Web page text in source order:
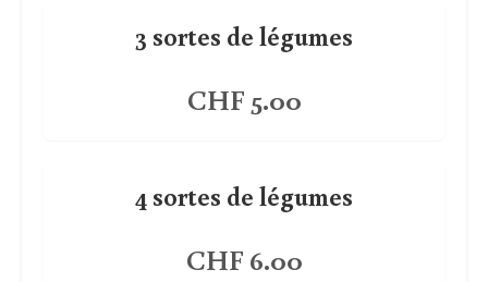
3 sortes de légumes
CHF 5.00
4 sortes de légumes
CHF 6.00